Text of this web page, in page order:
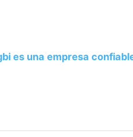
es una empresa